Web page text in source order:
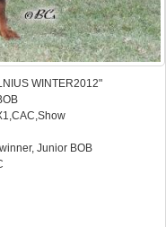
WINTER2012"
Junior BOB